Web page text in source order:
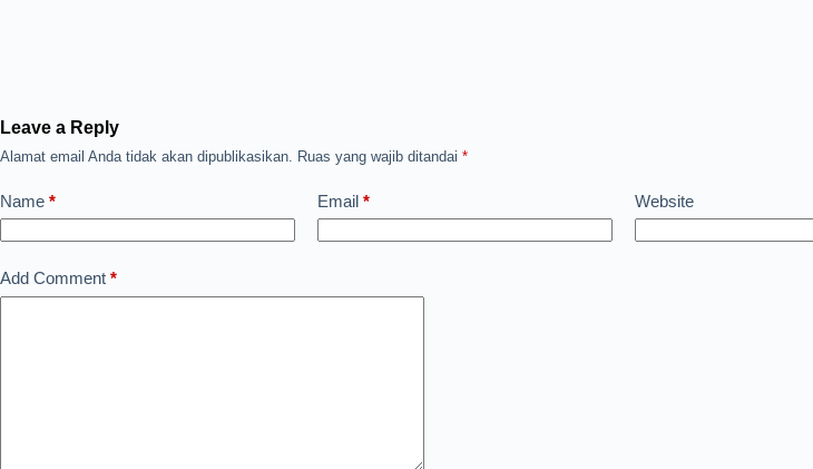
Leave a Reply
Alamat email Anda tidak akan dipublikasikan. Ruas yang wajib ditandai *
Name * Email * Website
Add Comment *